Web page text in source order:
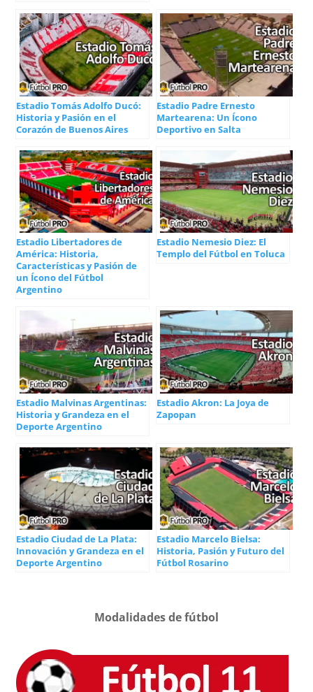
Estadio Tomás Adolfo Ducó:
Historia y Pasión en el
Corazón de Buenos Aires
Estadio Padre Ernesto
Martearena: Un Ícono
Deportivo en Salta
Estadio Libertadores de
América: Historia,
Características y Pasión de
un Ícono del Fútbol
Argentino
Estadio Nemesio Diez: El
Templo del Fútbol en Toluca
Estadio Malvinas Argentinas:
Historia y Grandeza en el
Deporte Argentino
Estadio Akron: La Joya de
Zapopan
Estadio Ciudad de La Plata:
Innovación y Grandeza en el
Deporte Argentino
Estadio Marcelo Bielsa:
Historia, Pasión y Futuro del
Fútbol Rosarino
Modalidades de fútbol